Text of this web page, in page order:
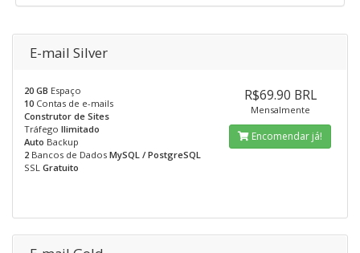
E-mail Silver
20 GB Espaço
10 Contas de e-mails
Construtor de Sites
Tráfego Ilimitado
Auto Backup
2 Bancos de Dados MySQL / PostgreSQL
SSL Gratuito
R$69.90 BRL
Mensalmente
Encomendar já!